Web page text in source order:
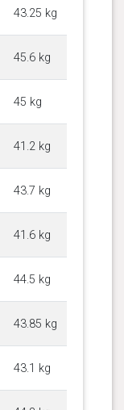
43.25 kg
45.6 kg
45 kg
41.2 kg
43.7 kg
41.6 kg
44.5 kg
43.85 kg
43.1 kg